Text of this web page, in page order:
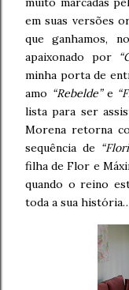
em suas versões
que ganhamos,
apaixonado por
minha porta de
amo “Rebelde”e
lista para ser
Morena retorna
sequência de
filha de Flor e
quando o reino
toda a sua